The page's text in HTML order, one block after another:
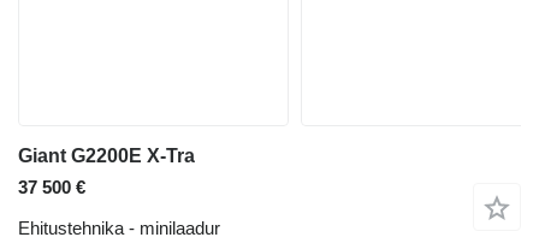
Giant G2200E X-Tra
37 500 €
Ehitustehnika - minilaadur